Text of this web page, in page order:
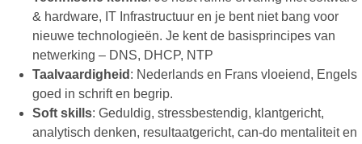
& hardware, IT Infrastructuur en je bent niet bang voor
nieuwe technologieën. Je kent de basisprincipes van
netwerking – DNS, DHCP, NTP
Taalvaardigheid : Nederlands en Frans vloeiend, Engels
goed in schrift en begrip.
Soft skills: Geduldig, stressbestendig, klantgericht,
analytisch denken, resultaatgericht, can-do mentaliteit en